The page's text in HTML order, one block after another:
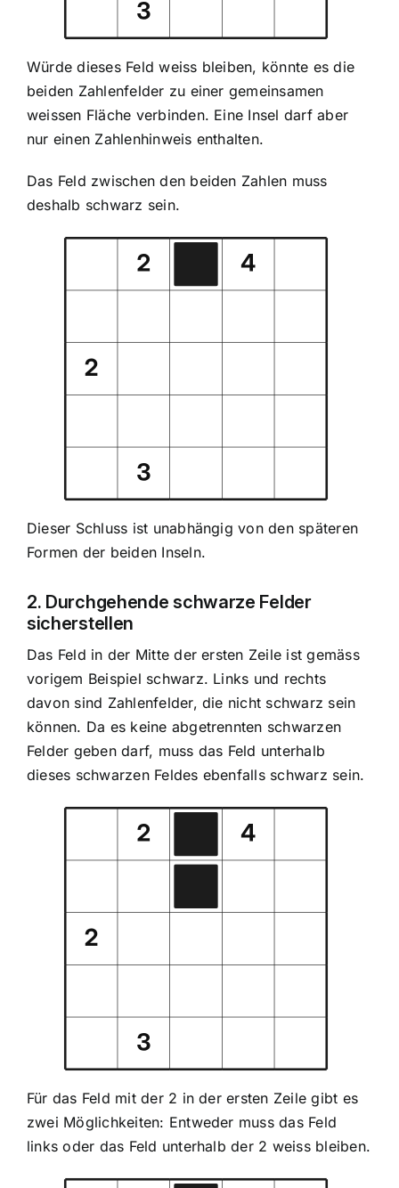
Würde dieses Feld weiss bleiben, könnte es die
beiden Zahlenfelder zu einer gemeinsamen
weissen Fläche verbinden. Eine Insel darf aber
nur einen Zahlenhinweis enthalten.
Das Feld zwischen den beiden Zahlen muss
deshalb schwarz sein.
Dieser Schluss ist unabhängig von den späteren
Formen der beiden Inseln.
2. Durchgehende schwarze Felder
sicherstellen
Das Feld in der Mitte der ersten Zeile ist gemäss
vorigem Beispiel schwarz. Links und rechts
davon sind Zahlenfelder, die nicht schwarz sein
können. Da es keine abgetrennten schwarzen
Felder geben darf, muss das Feld unterhalb
dieses schwarzen Feldes ebenfalls schwarz sein.
Für das Feld mit der 2 in der ersten Zeile gibt es
zwei Möglichkeiten: Entweder muss das Feld
links oder das Feld unterhalb der 2 weiss bleiben.